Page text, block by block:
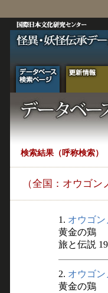
検索結果（呼称検索）
（全国：オウゴン
1. オウゴン
黄金の鶏
旅と伝説
2. オウゴン
黄金の鶏